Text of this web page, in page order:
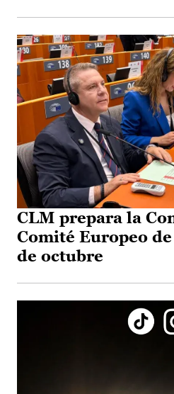
CLM prepara la
Comité Europeo
de octubre